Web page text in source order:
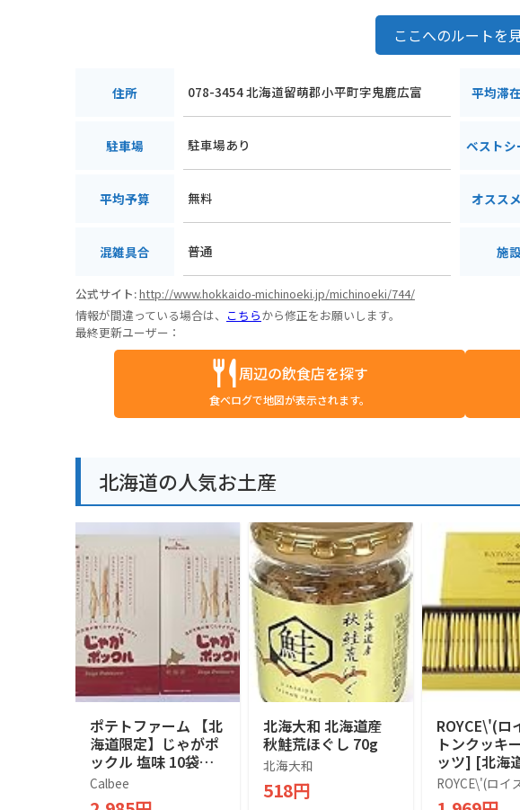
ここへのルートを
住所 078-3454 北海道留萌郡小平町字鬼鹿広富 平均滞
駐車場 駐車場あり ベストシ
平均予算 無料 オスス
混雑具合 普通 施
公式サイト:http://www.hokkaido-michinoeki.jp/michinoeki/744/
情報が間違っている場合は、 こちらから修正をお願いします。
最終更新ユーザー：
周辺の飲食店を探す
食べログで地図が表示されます。
北海道の人気お土産
ポテトファーム 【北
海道限定】じゃがポ
ックル 塩味 10袋入
×２箱
Calbee
北海大和 北海道産
秋鮭荒ほぐし 70g
北海大和
518円
ROYCE\'(ロ
トンクッキ
ッツ] [北海
ツ] 25個 (x
ROYCE\'(ロイ